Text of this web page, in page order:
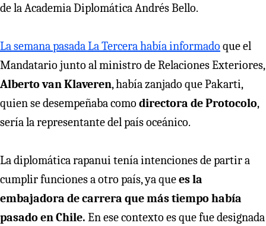
de la Academia Diplomática Andrés Bello.
La semana pasada La Tercera había informado que el
Mandatario junto al ministro de Relaciones Exteriores,
Alberto van Klaveren, había zanjado que Pakarti,
quien se desempeñaba como directora de Protocolo,
sería la representante del país oceánico.
La diplomática rapanui tenía intenciones de partir a
cumplir funciones a otro país, ya quees la
embajadora de carrera que más tiempo había
pasado en Chile. En ese contexto es que fue designada